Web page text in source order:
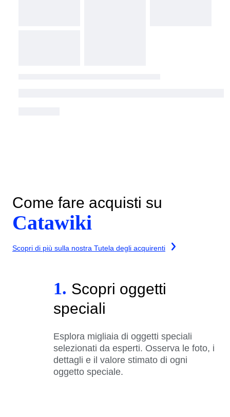
Come fare acquisti su
Catawiki
Scopri di più sulla nostra Tutela degli acquirenti
1. Scopri oggetti
speciali
Esplora migliaia di oggetti speciali
selezionati da esperti. Osserva le foto, i
dettagli e il valore stimato di ogni
oggetto speciale.